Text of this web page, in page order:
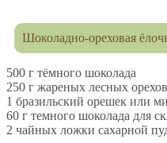
Шоколадно-ореховая
500 г тёмного шоколада
250 г жареных лесных
1 бразильский орешек или
60 г темного шоколада для
2 чайных ложки сахарной